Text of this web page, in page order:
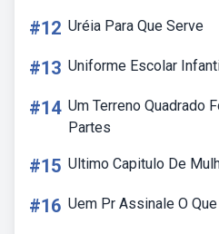
#12 Uréia Para Que Serve
#13 Uniforme Escolar
#14 Um Terreno Quadrado
Partes
#15 Ultimo Capitulo De
#16 Uem Pr Assinale O